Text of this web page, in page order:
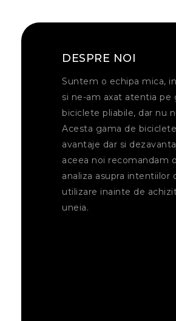
DESPRE NOI
Suntem o echipa mica,
si ne-am axat atentia pe
biciclete pliabile, dar nu
Acesta gama de
avantaje dar si
aceea noi recomandam
analiza asupra intentiilor
utilizare inainte de
uneia.